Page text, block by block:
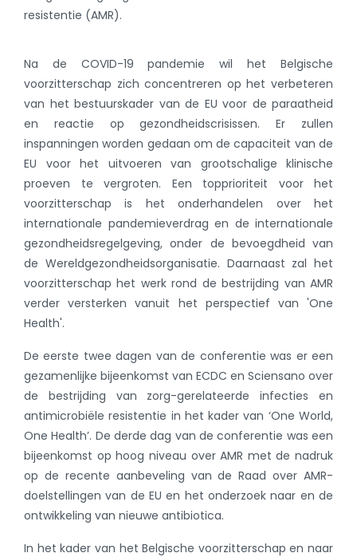
resistentie (AMR).
Na de COVID-19 pandemie wil het Belgische
voorzitterschap zich concentreren op het verbeteren
van het bestuurskader van de EU voor de paraatheid
en reactie op gezondheidscrisissen. Er zullen
inspanningen worden gedaan om de capaciteit van de
EU voor het uitvoeren van grootschalige klinische
proeven te vergroten. Een topprioriteit voor het
voorzitterschap is het onderhandelen over het
internationale pandemieverdrag en de internationale
gezondheidsregelgeving, onder de bevoegdheid van
de Wereldgezondheidsorganisatie. Daarnaast zal het
voorzitterschap het werk rond de bestrijding van AMR
verder versterken vanuit het perspectief van 'One
Health'.
De eerste twee dagen van de conferentie was er een
gezamenlijke bijeenkomst van ECDC en Sciensano over
de bestrijding van zorg-gerelateerde infecties en
antimicrobiële resistentie in het kader van ‘One World,
One Health’. De derde dag van de conferentie was een
bijeenkomst op hoog niveau over AMR met de nadruk
op de recente aanbeveling van de Raad over AMR-
doelstellingen van de EU en het onderzoek naar en de
ontwikkeling van nieuwe antibiotica.
In het kader van het Belgische voorzitterschap en naar